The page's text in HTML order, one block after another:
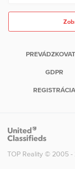
GDPR
REGISTRÁCIA
TOP Reality © 2005 -